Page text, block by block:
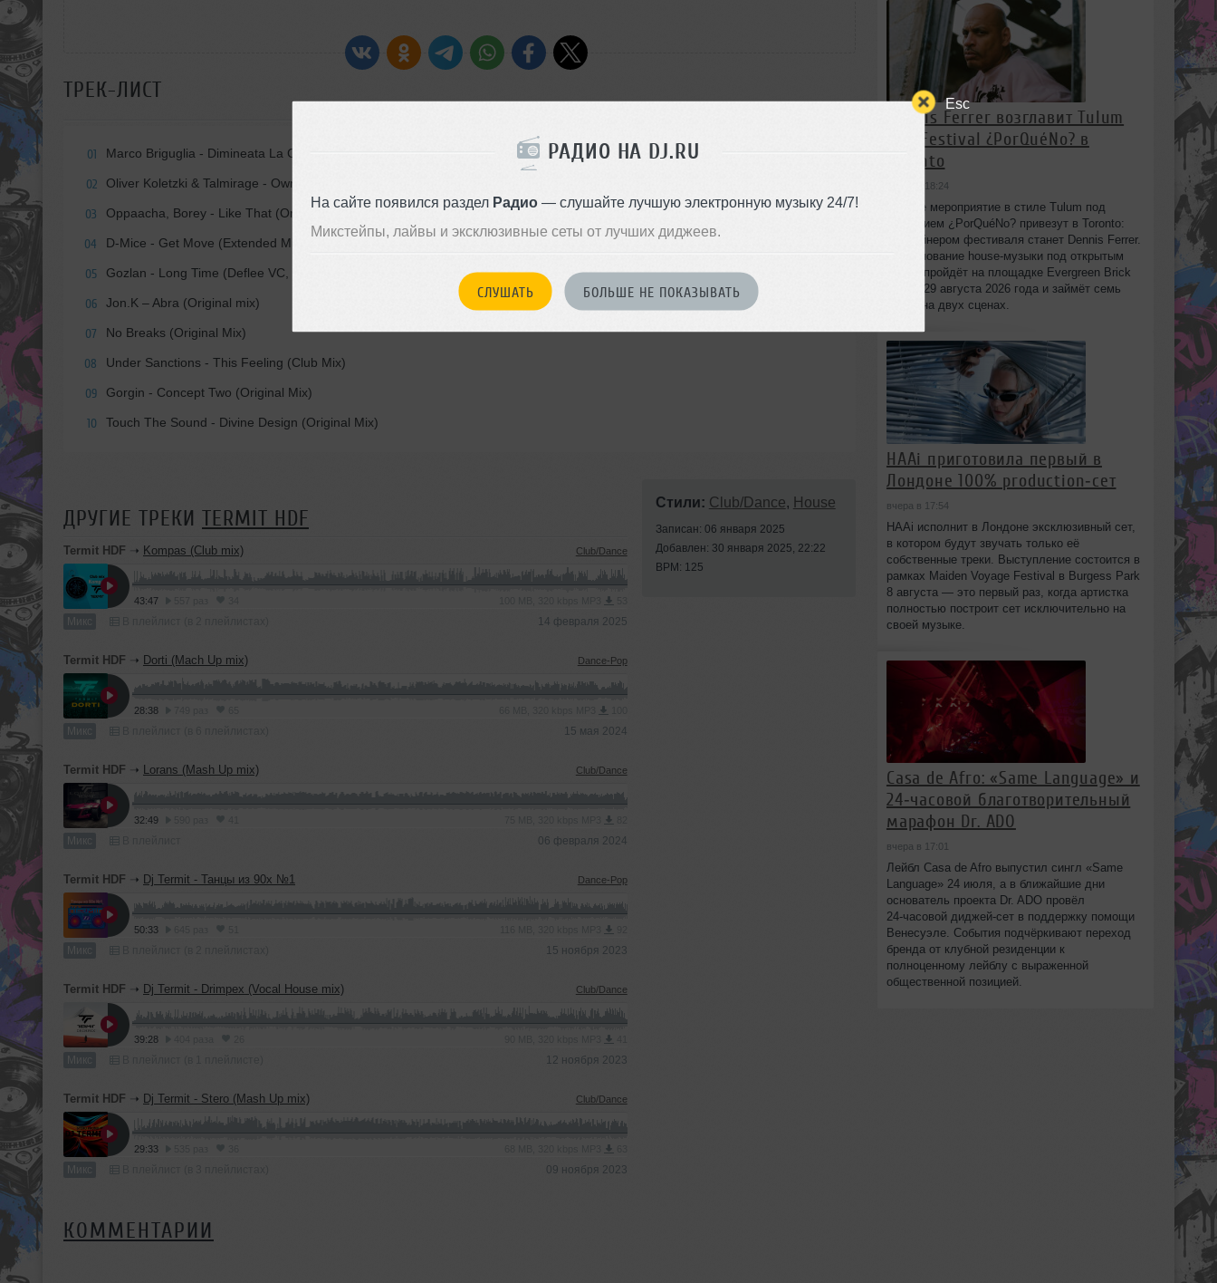
Esc
РАДИО НА DJ.RU
На сайте появился раздел Радио— слушайте лучшую электронную музыку 24/7!
Микстейпы, лайвы и эксклюзивные сеты от лучших диджеев.
СЛУШАТЬ БОЛЬШЕ НЕ ПОКАЗЫВАТЬ
ТРЕК-ЛИСТ
01 Marco Briguglia - Dimineata La Club (Original Mix)
02 Oliver Koletzki & Talmirage - Own Me (Club Version)
03 Oppaacha, Borey - Like That (Original Mix)
04 D-Mice - Get Move (Extended Mix)
05 Gozlan - Long Time (Deflee VC, Panic Chase Remix)
06 Jon.K – Abra (Original mix)
07 No Breaks (Original Mix)
08 Under Sanctions - This Feeling (Club Mix)
09 Gorgin - Concept Two (Original Mix)
10 Touch The Sound - Divine Design (Original Mix)
ДРУГИЕ ТРЕКИ TERMIT HDF
Termit HDF ➝ Kompas (Club mix) Club/Dance
43:47
Микс 14 февраля 2025
Termit HDF ➝ Dorti (Mach Up mix) Dance-Pop
28:38
Микс 15 мая 2024
Termit HDF ➝ Lorans (Mash Up mix) Club/Dance
32:49
Микс 06 февраля 2024
Termit HDF ➝ Dj Termit - Танцы из 90х №1 Dance-Pop
50:33
Микс 15 ноября 2023
Termit HDF ➝ Dj Termit - Drimpex (Vocal House mix) Club/Dance
39:28
Микс 12 ноября 2023
Termit HDF ➝ Dj Termit - Stero (Mash Up mix) Club/Dance
29:33
Микс 09 ноября 2023
Стили: Club/Dance, House
Записан: 06 января 2025
Добавлен: 30 января 2025, 22:22
BPM: 125
КОММЕНТАРИИ
Dennis Ferrer возглавит Tulum
Day Festival ¿PorQuéNo? в
Toronto
вчера в 18:24
Днёвое мероприятие в стиле Tulum под
названием ¿PorQuéNo? привезут в Toronto:
хедлайнером фестиваля станет Dennis Ferrer.
Празднование house-музыки под открытым
небом пройдёт на площадке Evergreen Brick
Works 29 августа 2026 года и займёт семь
часов на двух сценах.
HAAi приготовила первый в
Лондоне 100% production‑сет
вчера в 17:54
HAAi исполнит в Лондоне эксклюзивный сет,
в котором будут звучать только её
собственные треки. Выступление состоится в
рамках Maiden Voyage Festival в Burgess Park
8 августа — это первый раз, когда артистка
полностью построит сет исключительно на
своей музыке.
Casa de Afro: «Same Language» и
24‑часовой благотворительный
марафон Dr. ADO
вчера в 17:01
Лейбл Casa de Afro выпустил сингл «Same
Language» 24 июля, а в ближайшие дни
основатель проекта Dr. ADO провёл
24‑часовой диджей‑сет в поддержку помощи
Венесуэле. События подчёркивают переход
бренда от клубной резиденции к
полноценному лейблу с выраженной
общественной позицией.